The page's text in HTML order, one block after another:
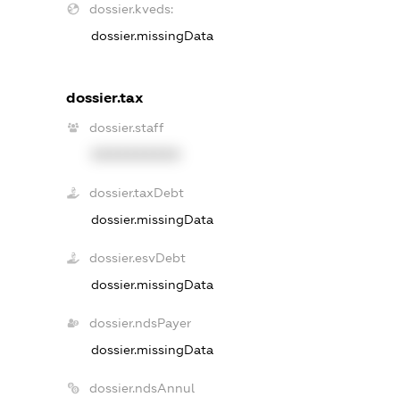
dossier.kveds:
dossier.missingData
dossier.tax
dossier.staff
dossier.taxDebt
dossier.missingData
dossier.esvDebt
dossier.missingData
dossier.ndsPayer
dossier.missingData
dossier.ndsAnnul